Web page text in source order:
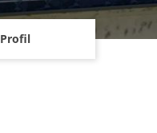
Profil